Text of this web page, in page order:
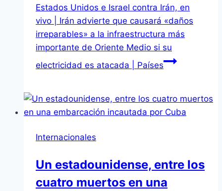
Estados Unidos e Israel contra Irán, en
vivo | Irán advierte que causará «daños
irreparables» a la infraestructura más
importante de Oriente Medio si su
electricidad es atacada | Países
Internacionales
Un estadounidense, entre los
cuatro muertos en una